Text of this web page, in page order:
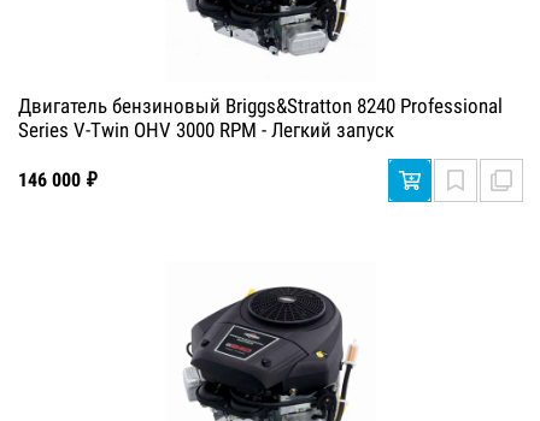
Двигатель бензиновый Briggs&Stratton 8240 Professional
Series V-Twin OHV 3000 RPM - Легкий запуск
146 000 ₽